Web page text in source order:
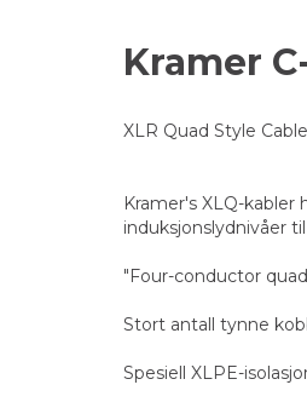
Kramer
XLR Quad Style Cable
Kramer's XLQ-
induksjonslydnivåer
"Four-conductor
Stort antall tynne
Spesiell XLPE-